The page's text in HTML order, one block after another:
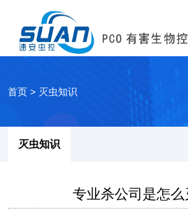
首页 > 灭虫知识
灭虫知识
专业杀公司是怎么